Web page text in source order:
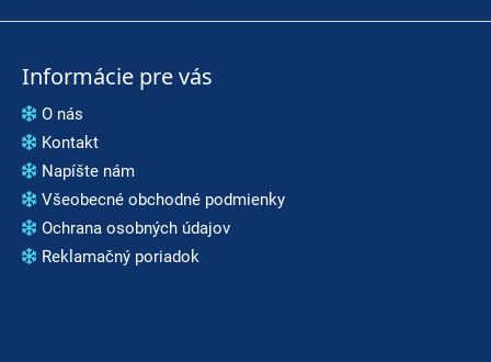
Informácie pre vás
O nás
Kontakt
Napíšte nám
Všeobecné obchodné podmienky
Ochrana osobných údajov
Reklamačný poriadok